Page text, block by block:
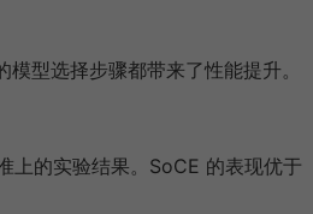
型选择步骤都带来了性能提升。
的实验结果。SoCE 的表现优于